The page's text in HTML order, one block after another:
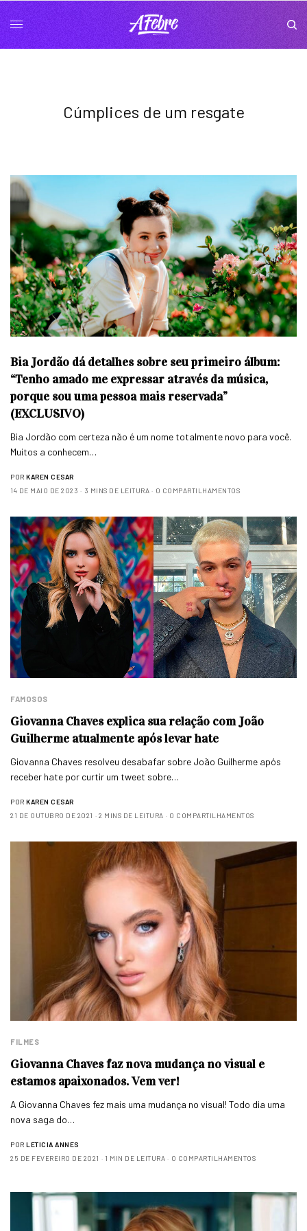
Cúmplices de um resgate
Bia Jordão dá detalhes sobre seu primeiro álbum:
“Tenho amado me expressar através da música,
porque sou uma pessoa mais reservada”
(EXCLUSIVO)
Bia Jordão com certeza não é um nome totalmente novo para você.
Muitos a conhecem…
POR KAREN CESAR
14 DE MAIO DE 2023
3 MINS DE LEITURA 0 COMPARTILHAMENTOS
FAMOSOS
Giovanna Chaves explica sua relação com João
Guilherme atualmente após levar hate
Giovanna Chaves resolveu desabafar sobre João Guilherme após
receber hate por curtir um tweet sobre…
POR KAREN CESAR
21 DE OUTUBRO DE 2021
2 MINS DE LEITURA 0 COMPARTILHAMENTOS
FILMES
Giovanna Chaves faz nova mudança no visual e
estamos apaixonados. Vem ver!
A Giovanna Chaves fez mais uma mudança no visual! Todo dia uma
nova saga do…
POR LETICIA ANNES
25 DE FEVEREIRO DE 2021
1 MIN DE LEITURA 0 COMPARTILHAMENTOS